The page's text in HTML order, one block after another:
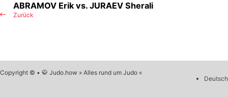
Zurück
ABRAMOV Erik vs. JURAEV Sherali
Copyright © • 🥋 Judo.how » Alles rund um Judo «
Deutsch